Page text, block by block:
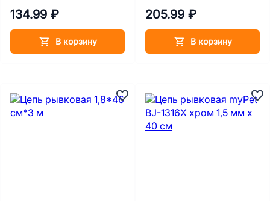
134.99 ₽
В корзину
205.99 ₽
В корзину